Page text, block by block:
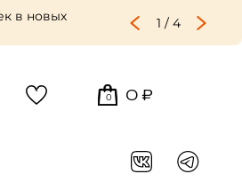
в новых
1 / 4
0 0 ₽